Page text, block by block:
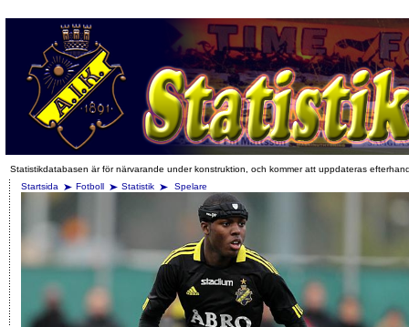
Statistikdatabasen är för närvarande under konstruktion, och kommer att uppdateras
Startsida
Fotboll Statistik Spelare